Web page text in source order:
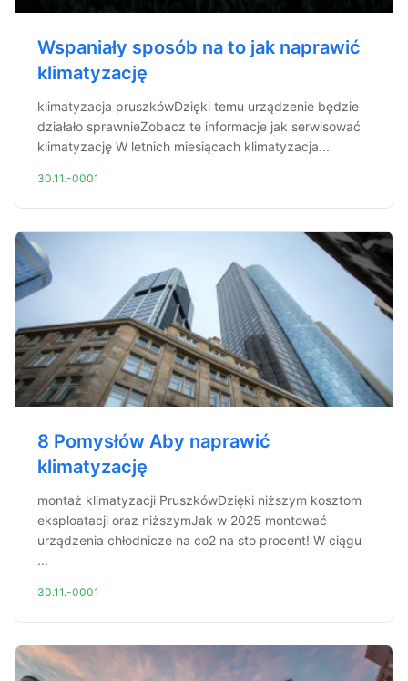
Wspaniały sposób na to jak naprawić
klimatyzację
klimatyzacja pruszkówDzięki temu urządzenie będzie
działało sprawnieZobacz te informacje jak serwisować
klimatyzację W letnich miesiącach klimatyzacja...
30.11.-0001
8 Pomysłów Aby naprawić
klimatyzację
montaż klimatyzacji PruszkówDzięki niższym kosztom
eksploatacji oraz niższymJak w 2025 montować
urządzenia chłodnicze na co2 na sto procent! W ciągu
...
30.11.-0001